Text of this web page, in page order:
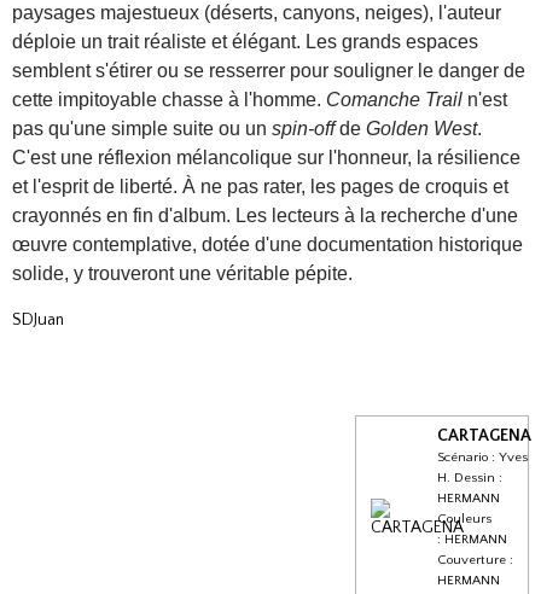
paysages majestueux (déserts, canyons, neiges), l'auteur
déploie un trait réaliste et élégant. Les grands espaces
semblent s'étirer ou se resserrer pour souligner le danger de
cette impitoyable chasse à l'homme. Comanche Trail n'est
pas qu'une simple suite ou un spin-offde Golden West.
C'est une réflexion mélancolique sur l'honneur, la résilience
et l'esprit de liberté. À ne pas rater, les pages de croquis et
crayonnés en fin d'album. Les lecteurs à la recherche d'une
œuvre contemplative, dotée d'une documentation historique
solide, y trouveront une véritable pépite.
SDJuan
CARTAGENA
Scénario : Yves
H. Dessin :
HERMANN
Couleurs
: HERMANN
Couverture :
HERMANN